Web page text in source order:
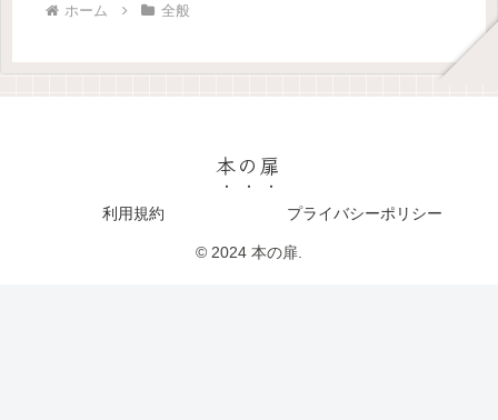
ホーム 全般
本の扉
利用規約 プライバシーポリシー
© 2024 本の扉.